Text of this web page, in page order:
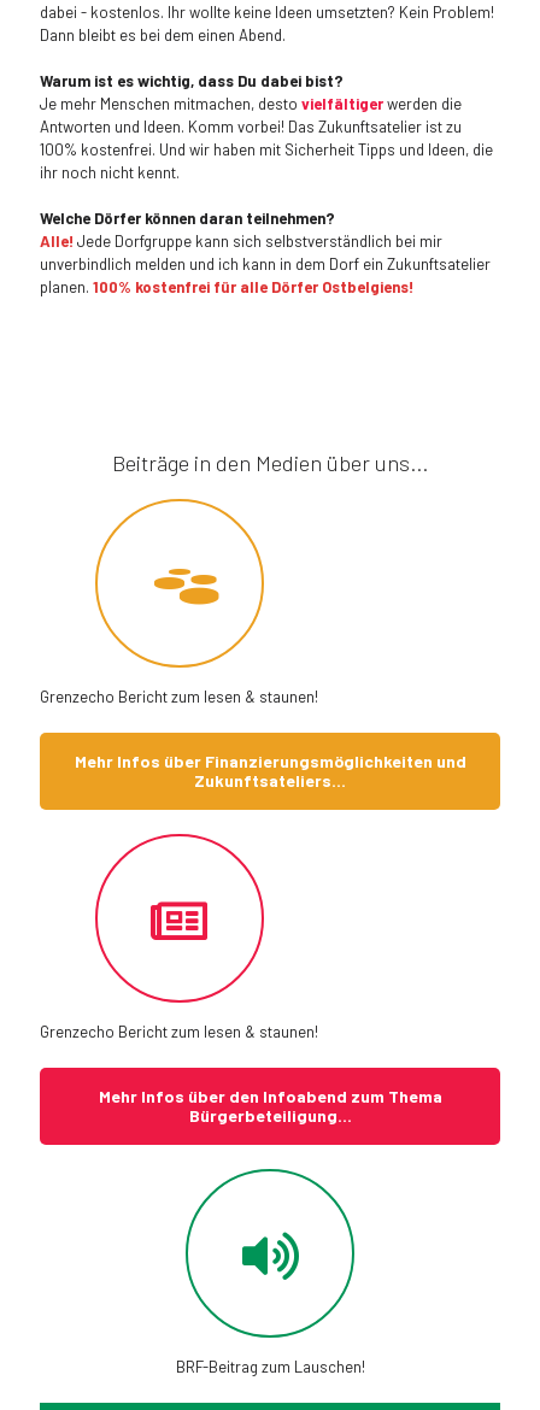
dabei - kostenlos. Ihr wollte keine Ideen umsetzten? Kein Problem!
Dann bleibt es bei dem einen Abend.
Warum ist es wichtig, dass Du dabei bist?
Je mehr Menschen mitmachen, desto vielfältigerwerden die
Antworten und Ideen. Komm vorbei! Das Zukunftsatelier ist zu
100% kostenfrei. Und wir haben mit Sicherheit Tipps und Ideen, die
ihr noch nicht kennt.
Welche Dörfer können daran teilnehmen?
Alle! Jede Dorfgruppe kann sich selbstverständlich bei mir
unverbindlich melden und ich kann in dem Dorf ein Zukunftsatelier
planen. 100% kostenfrei für alle Dörfer Ostbelgiens!
Beiträge in den Medien über uns...
Grenzecho Bericht zum lesen & staunen!
Mehr Infos über Finanzierungsmöglichkeiten und
Zukunftsateliers...
Grenzecho Bericht zum lesen & staunen!
Mehr Infos über den Infoabend zum Thema
Bürgerbeteiligung...
BRF-Beitrag zum Lauschen!